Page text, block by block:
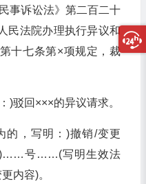
事诉讼法》第二百二十
民法院办理执行异议和
十七条第×项规定，裁
)驳回×××的异议请求。
的，写明：)撤销/变更
号……(写明生效法
内容)。